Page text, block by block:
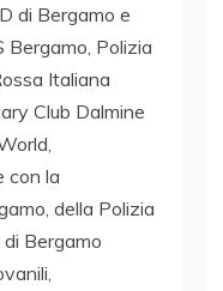
di Bergamo e
Polizia
Italiana
Club Dalmine
con la
della Polizia
Bergamo